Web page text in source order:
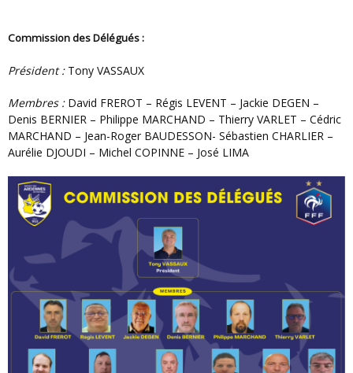
Commission des Délégués :
Président :Tony VASSAUX
Membres :David FREROT – Régis LEVENT – Jackie DEGEN –
Denis BERNIER – Philippe MARCHAND – Thierry VARLET – Cédric
MARCHAND – Jean-Roger BAUDESSON- Sébastien CHARLIER –
Aurélie DJOUDI – Michel COPINNE – José LIMA